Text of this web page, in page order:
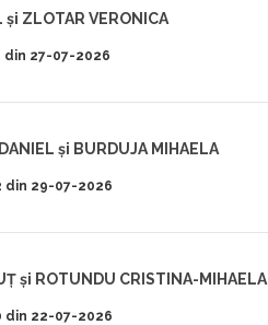
ZLOTAR VERONICA
din 27-07-2026
și BURDUJA MIHAELA
din 29-07-2026
și ROTUNDU CRISTINA-MIHAELA
din 22-07-2026